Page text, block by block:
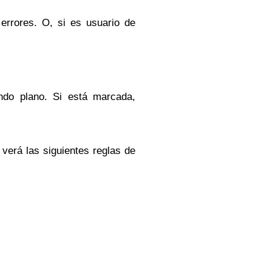
O, si es usuario de
plano. Si está marcada,
las siguientes reglas de